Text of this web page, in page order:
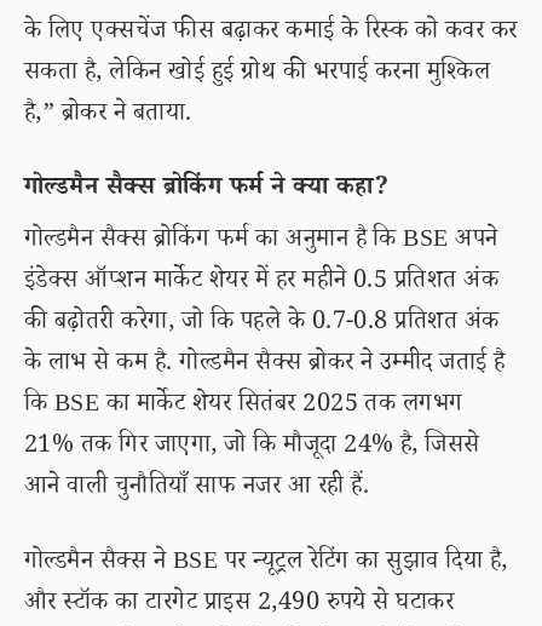
के लिए एक्सचेंज फीस बढ़ाकर कमाई के रिस्क को कवर कर
सकता है, लेकिन खोई हुई ग्रोथ की भरपाई करना मुश्किल
है,” ब्रोकर ने बताया.
गोल्डमैन सैक्स ब्रोकिंग फर्म ने क्या कहा?
गोल्डमैन सैक्स ब्रोकिंग फर्म का अनुमान है कि BSE अपने
इंडेक्स ऑप्शन मार्केट शेयर में हर महीने 0.5 प्रतिशत अंक
की बढ़ोतरी करेगा, जो कि पहले के 0.7-0.8 प्रतिशत अंक
के लाभ से कम है. गोल्डमैन सैक्स ब्रोकर ने उम्मीद जताई है
कि BSE का मार्केट शेयर सितंबर 2025 तक लगभग
21% तक गिर जाएगा, जो कि मौजूदा 24% है, जिससे
आने वाली चुनौतियाँ साफ नजर आ रही हैं.
गोल्डमैन सैक्स ने BSE पर न्यूट्रल रेटिंग का सुझाव दिया है,
और स्टॉक का टारगेट प्राइस 2,490 रुपये से घटाकर